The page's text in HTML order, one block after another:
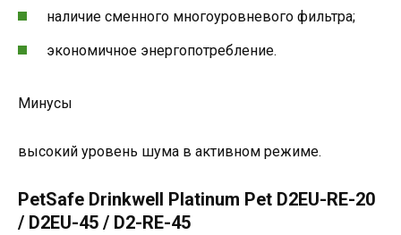
наличие сменного многоуровневого фильтра;
экономичное энергопотребление.
Минусы
высокий уровень шума в активном режиме.
PetSafe Drinkwell Platinum Pet D2EU-RE-20
/ D2EU-45 / D2-RE-45